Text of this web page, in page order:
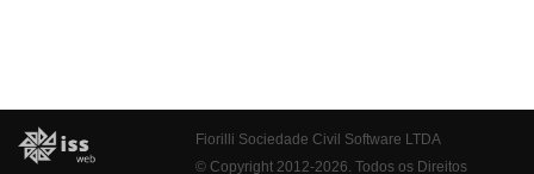
Fiorilli Sociedade Civil Software LTDA
© Copyright 2012-2026. Todos os Direitos